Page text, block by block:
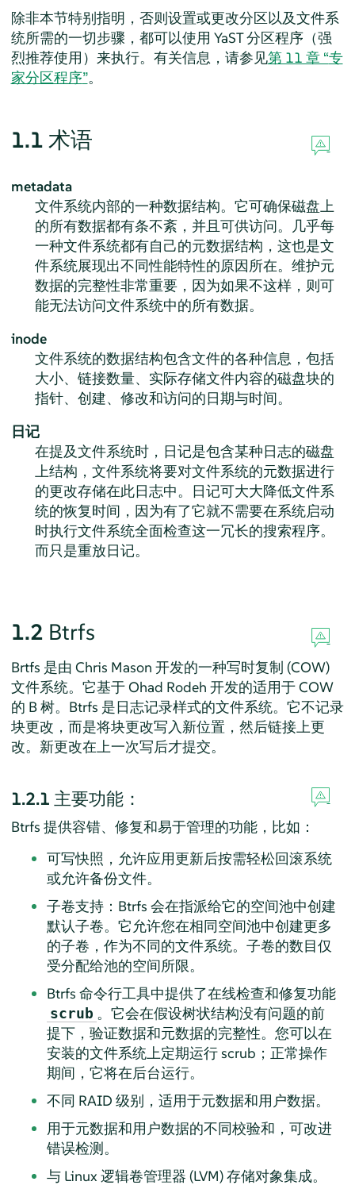
除非本节特别指明，否则设置或更改分区以及文件系
统所需的一切步骤，都可以使用 YaST 分区程序（强
烈推荐使用）来执行。有关信息，请参见第 11 章 “专
家分区程序”。
1.1 术语
metadata
文件系统内部的一种数据结构。它可确保磁盘上
的所有数据都有条不紊，并且可供访问。几乎每
一种文件系统都有自己的元数据结构，这也是文
件系统展现出不同性能特性的原因所在。维护元
数据的完整性非常重要，因为如果不这样，则可
能无法访问文件系统中的所有数据。
inode
文件系统的数据结构包含文件的各种信息，包括
大小、链接数量、实际存储文件内容的磁盘块的
指针、创建、修改和访问的日期与时间。
日记
在提及文件系统时，日记是包含某种日志的磁盘
上结构，文件系统将要对文件系统的元数据进行
的更改存储在此日志中。日记可大大降低文件系
统的恢复时间，因为有了它就不需要在系统启动
时执行文件系统全面检查这一冗长的搜索程序。
而只是重放日记。
1.2 Btrfs
Brtfs 是由 Chris Mason 开发的一种写时复制 (COW)
文件系统。它基于 Ohad Rodeh 开发的适用于 COW
的 B 树。Btrfs 是日志记录样式的文件系统。它不记录
块更改，而是将块更改写入新位置，然后链接上更
改。新更改在上一次写后才提交。
1.2.1 主要功能：
Btrfs 提供容错、修复和易于管理的功能，比如：
可写快照，允许应用更新后按需轻松回滚系统
或允许备份文件。
子卷支持：Btrfs 会在指派给它的空间池中创建
默认子卷。它允许您在相同空间池中创建更多
的子卷，作为不同的文件系统。子卷的数目仅
受分配给池的空间所限。
Btrfs 命令行工具中提供了在线检查和修复功能
scrub 。它会在假设树状结构没有问题的前
提下，验证数据和元数据的完整性。您可以在
安装的文件系统上定期运行 scrub；正常操作
期间，它将在后台运行。
不同 RAID 级别，适用于元数据和用户数据。
用于元数据和用户数据的不同校验和，可改进
错误检测。
与 Linux 逻辑卷管理器 (LVM) 存储对象集成。